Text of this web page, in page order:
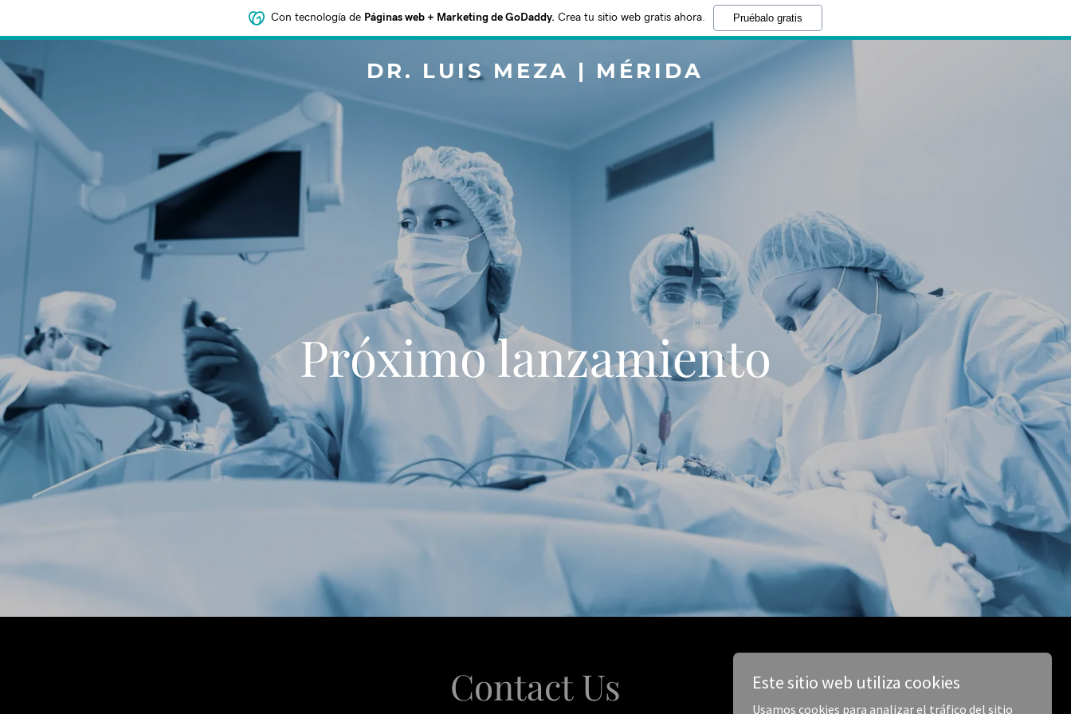
Con tecnología de Páginas web + Marketing de GoDaddy. Crea tu sitio web gratis ahora. Pruébalo gratis
DR. LUIS MEZA | MÉRIDA
‌‌Próximo lanzamiento
Contact Us Este sitio web utiliza cookies
Usamos cookies para analizar el tráfico del sitio